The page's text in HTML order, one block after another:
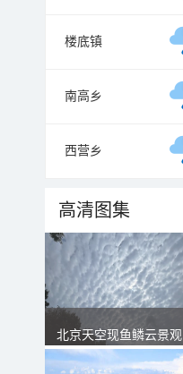
楼底镇
南高乡
西营乡
高清图集
北京天空现鱼鳞云景观